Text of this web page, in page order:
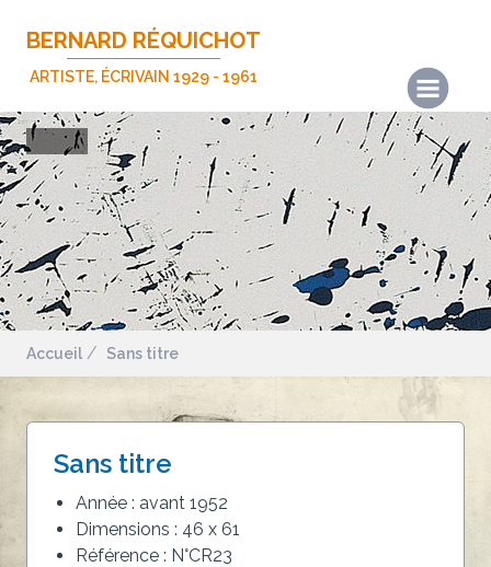
BERNARD RÉQUICHOT
ARTISTE, ÉCRIVAIN 1929 - 1961
Actualités
Les œuvres
Les écrits
Expositions
Publications
Biographie
Nous contacter
Accueil Sans titre
Sans titre
Année : avant 1952
Dimensions : 46 x 61
Référence : N°CR23